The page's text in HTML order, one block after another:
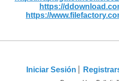
https://
https://
Iniciar Sesión